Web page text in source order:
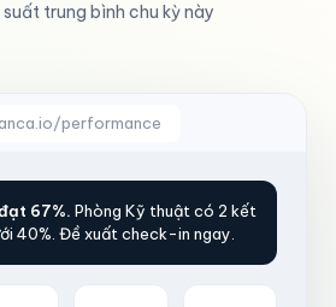
trung bình chu kỳ này
performance
67%. Phòng Kỹ thuật có 2 kết
40%. Đề xuất check-in ngay.